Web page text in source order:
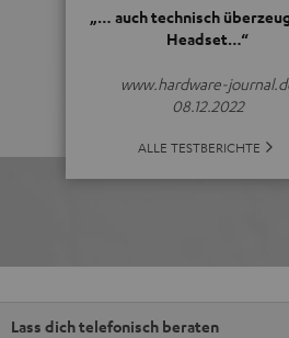
„… auch technisch
Headset…“
www.hardware-
08.12.2022
ALLE TESTBERICHTE
Lass dich telefonisch beraten